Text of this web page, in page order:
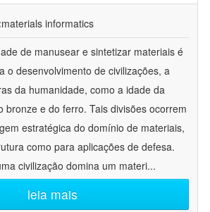
materials informatics
de manusear e sintetizar materiais é
o desenvolvimento de civilizações, a
da humanidade, como a idade da
bronze e do ferro. Tais divisões ocorrem
estratégica do domínio de materiais,
como para aplicações de defesa.
civilização domina um materi...
leia mais